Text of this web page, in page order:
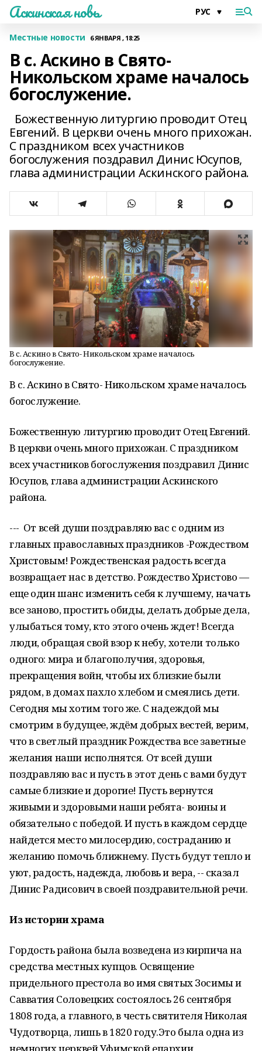
Аскинская новь
Местные новости 6 ЯНВАРЯ , 18:25
В с. Аскино в Свято-
Никольском храме началось
богослужение.
Божественную литургию проводит Отец
Евгений. В церкви очень много прихожан.
С праздником всех участников
богослужения поздравил Динис Юсупов,
глава администрации Аскинского района.
В с. Аскино в Свято- Никольском храме началось
богослужение.
В с. Аскино в Свято- Никольском храме началось
богослужение.
Божественную литургию проводит Отец Евгений.
В церкви очень много прихожан. С праздником
всех участников богослужения поздравил Динис
Юсупов, глава администрации Аскинского
района.
--- От всей души поздравляю вас с одним из
главных православных праздников -Рождеством
Христовым! Рождественская радость всегда
возвращает нас в детство. Рождество Христово —
еще один шанс изменить себя к лучшему, начать
все заново, простить обиды, делать добрые дела,
улыбаться тому, кто этого очень ждет! Всегда
люди, обращая свой взор к небу, хотели только
одного: мира и благополучия, здоровья,
прекращения войн, чтобы их близкие были
рядом, в домах пахло хлебом и смеялись дети.
Сегодня мы хотим того же. С надеждой мы
смотрим в будущее, ждём добрых вестей, верим,
что в светлый праздник Рождества все заветные
желания наши исполнятся. От всей души
поздравляю вас и пусть в этот день с вами будут
самые близкие и дорогие! Пусть вернутся
живыми и здоровыми наши ребята- воины и
обязательно с победой. И пусть в каждом сердце
найдется место милосердию, состраданию и
желанию помочь ближнему. Пусть будут тепло и
уют, радость, надежда, любовь и вера, -- сказал
Динис Радисович в своей поздравительной речи.
Из истории храма
Гордость района была возведена из кирпича на
средства местных купцов. Освящение
придельного престола во имя святых Зосимы и
Савватия Соловецких состоялось 26 сентября
1808 года, а главного, в честь святителя Николая
Чудотворца, лишь в 1820 году.Это была одна из